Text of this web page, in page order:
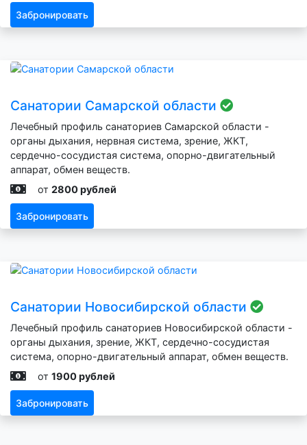
Забронировать
Санатории Самарской области
Лечебный профиль санаториев Самарской области -
органы дыхания, нервная система, зрение, ЖКТ,
сердечно-сосудистая система, опорно-двигательный
аппарат, обмен веществ.
от 2800 рублей
Забронировать
Санатории Новосибирской области
Лечебный профиль санаториев Новосибирской области -
органы дыхания, зрение, ЖКТ, сердечно-сосудистая
система, опорно-двигательный аппарат, обмен веществ.
от 1900 рублей
Забронировать